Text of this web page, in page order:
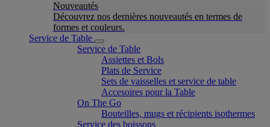
Nouveautés
Découvrez nos dernières nouveautés en termes de
formes et couleurs.
Service de Table
Service de Table
Assiettes et Bols
Plats de Service
Sets de vaisselles et service de table
Accesoires pour la Table
On The Go
Bouteilles, mugs et récipients isothermes
Service des boissons